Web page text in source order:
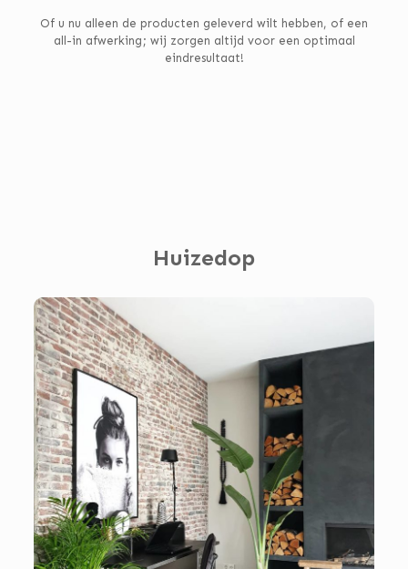
Of u nu alleen de producten geleverd wilt hebben, of een
all-in afwerking; wij zorgen altijd voor een optimaal
eindresultaat!
Huizedop